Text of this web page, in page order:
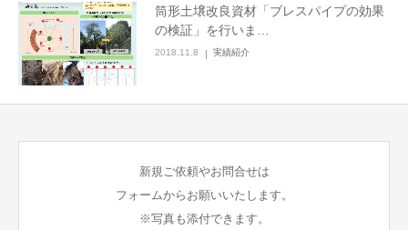
筒形土壌改良資材「ブレスパイプの効果
の検証」を行いま…
2018.11.8 実績紹介
新規ご依頼やお問合せは
フォームからお願いいたします。
※写真も添付できます。